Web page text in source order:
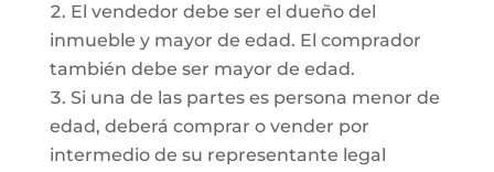
El vendedor debe ser el dueño del
inmueble y mayor de edad. El comprador
también debe ser mayor de edad.
Si una de las partes es persona menor de
edad, deberá comprar o vender por
intermedio de su representante legal